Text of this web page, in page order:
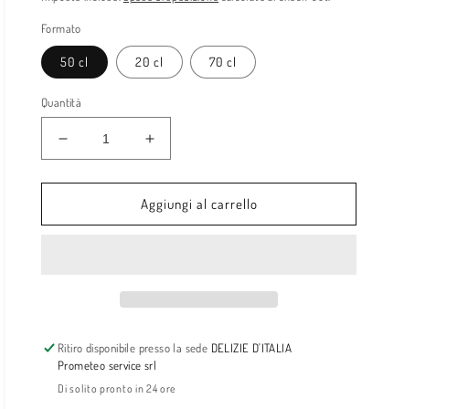
listino
Formato
50 cl 20 cl 70 cl
Quantità
Diminuisci
quantità
per
Rupes
Aumenta
quantità
per
Amaro
Rupes
Aggiungi al carrello
Ritiro disponibile presso la sede DELIZIE D'ITALIA
Prometeo service srl
Di solito pronto in 24 ore